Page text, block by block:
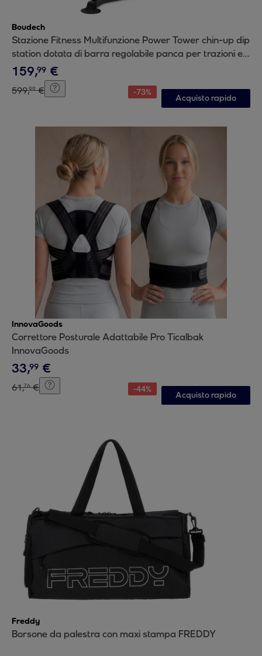
Boudech
Stazione Fitness Multifunzione Power Tower chin-up dip
station dotata di barra regolabile panca per trazioni e
addominali
159,99 €
599,99 € -73%
Acquisto rapido
InnovaGoods
Correttore Posturale Adattabile Pro Ticalbak
InnovaGoods
33,99 €
61,76 € -44%
Acquisto rapido
Freddy
Borsone da palestra con maxi stampa FREDDY